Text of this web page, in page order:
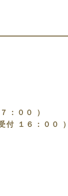
：００ ）
１６：００ ）